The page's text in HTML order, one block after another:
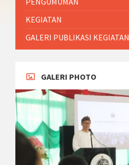
KEGIATAN
GALERI PUBLIKASI KEGIATAN
GALERI PHOTO